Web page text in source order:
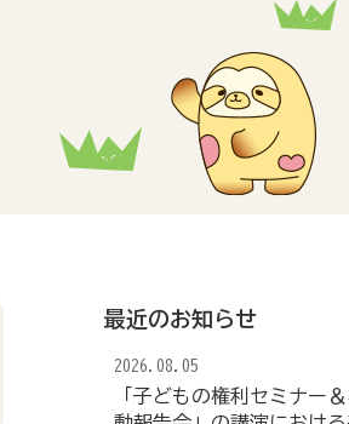
最近のお知らせ
2026.08.05
「子どもの権利セミナー